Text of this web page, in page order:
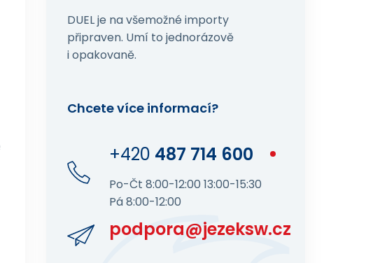
DUEL je na všemožné importy
připraven. Umí to jednorázově
i opakovaně.
Chcete více informací?
+420 487 714 600
Po-Čt 8:00-12:00 13:00-15:30
Pá 8:00-12:00
podpora@jezeksw.cz